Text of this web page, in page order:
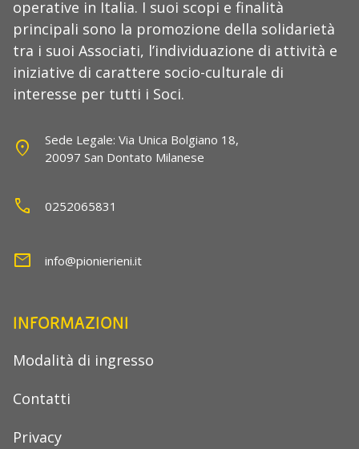
operative in Italia. I suoi scopi e finalità
principali sono la promozione della solidarietà
tra i suoi Associati, l’individuazione di attività e
iniziative di carattere socio-culturale di
interesse per tutti i Soci.
location_on
Sede Legale: Via Unica Bolgiano 18,
20097 San Dontato Milanese
call 0252065831
mail info@pionierieni.it
INFORMAZIONI
Modalità di ingresso
Contatti
Privacy